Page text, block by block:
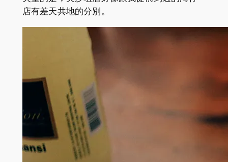
店有差天共地的分別。